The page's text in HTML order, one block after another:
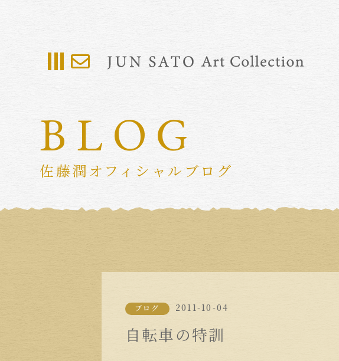
BLOG
佐藤潤オフィシャルブログ
ブログ 2011-10-04
自転車の特訓